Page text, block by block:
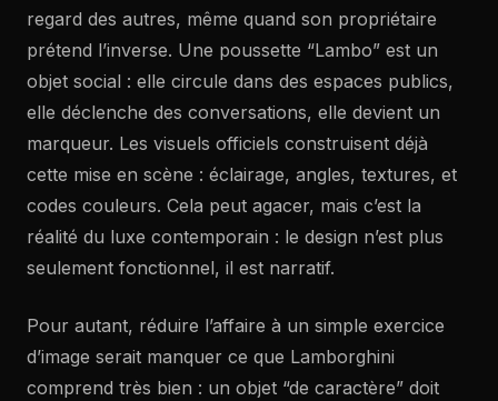
regard des autres, même quand son propriétaire
prétend l’inverse. Une poussette “Lambo” est un
objet social : elle circule dans des espaces publics,
elle déclenche des conversations, elle devient un
marqueur. Les visuels officiels construisent déjà
cette mise en scène : éclairage, angles, textures, et
codes couleurs. Cela peut agacer, mais c’est la
réalité du luxe contemporain : le design n’est plus
seulement fonctionnel, il est narratif.
Pour autant, réduire l’affaire à un simple exercice
d’image serait manquer ce que Lamborghini
comprend très bien : un objet “de caractère” doit